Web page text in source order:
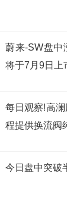
蔚来-SW盘中
将于7月9日上
每日观察!高澜
程提供换流阀
今日盘中突破